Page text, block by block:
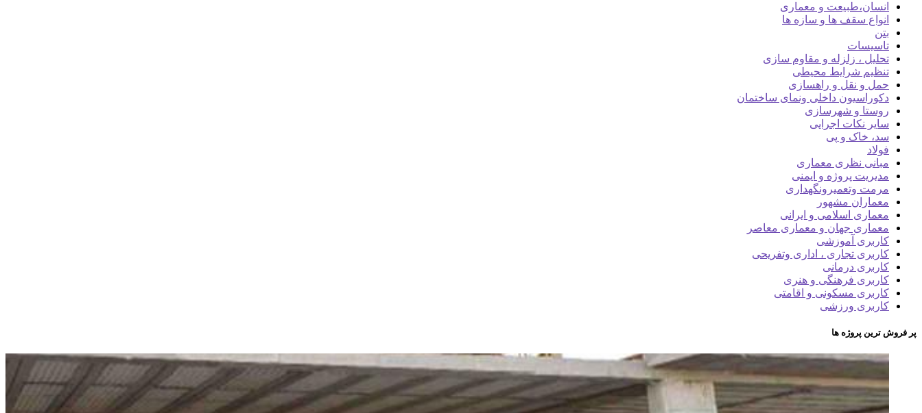
انسان،طبیعت و معماری
انواع سقف ها و سازه ها
بتن
تاسیسات
تحلیل ، زلزله و مقاوم سازی
تنظیم شرایط محیطی
حمل و نقل و راهسازی
دکوراسیون داخلی ونمای ساختمان
روستا و شهرسازی
سایر نکات اجرایی
سد، خاک و پی
فولاد
مبانی نظری معماری
مدیریت پروژه و ایمنی
مرمت وتعمیرونگهداری
معماران مشهور
معماری اسلامی و ایرانی
معماری جهان و معماری معاصر
کاربری آموزشی
کاربری تجاری ، اداری وتفریحی
کاربری درمانی
کاربری فرهنگی و هنری
کاربری مسکونی و اقامتی
کاربری ورزشی
پر فروش ترین پروژه ها